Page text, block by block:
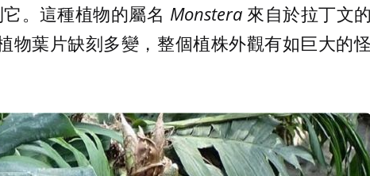
。這種植物的屬名 Monstera來自於拉丁文的
物葉片缺刻多變，整個植株外觀有如巨大的怪